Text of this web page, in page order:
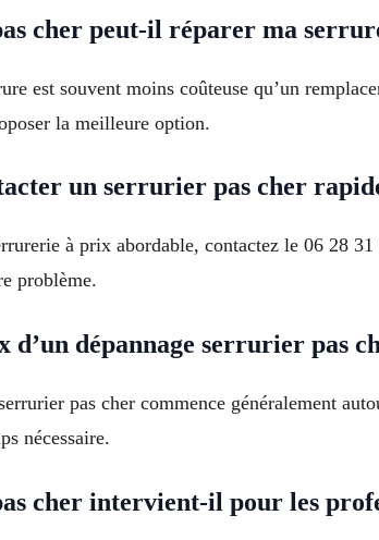
cher peut-il réparer ma
est souvent moins coûteuse qu’un
la meilleure option.
un serrurier pas cher
à prix abordable, contactez le 06 28
problème.
d’un dépannage serrurier pas
pas cher commence généralement
nécessaire.
cher intervient-il pour les